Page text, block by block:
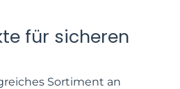
für sicheren
Sortiment an